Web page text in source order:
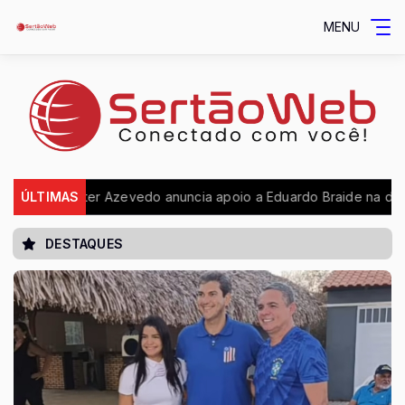
MENU
ÚLTIMAS
Azevedo anuncia apoio a Eduardo Braide na disputa pelo
DESTAQUES